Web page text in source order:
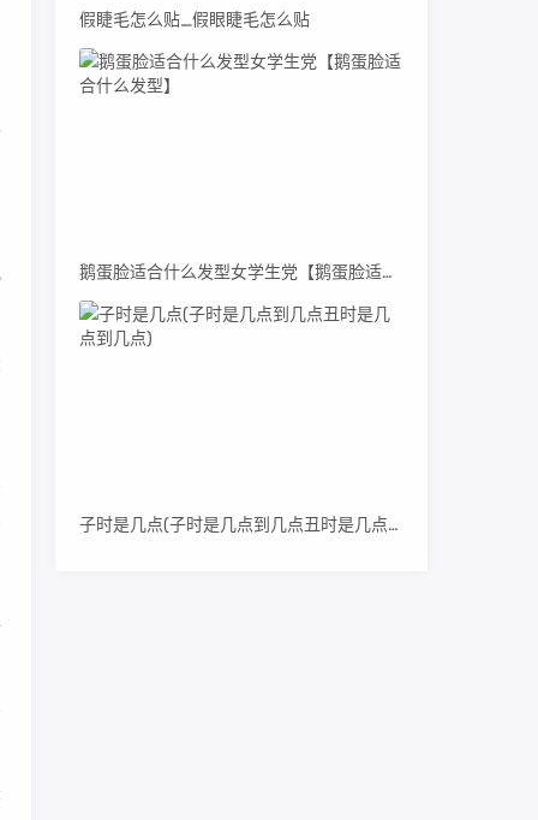
假睫毛怎么贴_假眼睫毛怎么贴
鹅蛋脸适合什么发型女学生党【鹅蛋脸适合什么发型】
子时是几点(子时是几点到几点丑时是几点到几点)